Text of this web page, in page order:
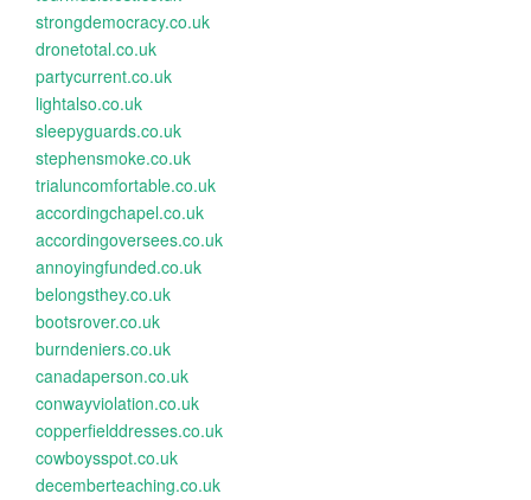
strongdemocracy.co.uk
dronetotal.co.uk
partycurrent.co.uk
lightalso.co.uk
sleepyguards.co.uk
stephensmoke.co.uk
trialuncomfortable.co.uk
accordingchapel.co.uk
accordingoversees.co.uk
annoyingfunded.co.uk
belongsthey.co.uk
bootsrover.co.uk
burndeniers.co.uk
canadaperson.co.uk
conwayviolation.co.uk
copperfielddresses.co.uk
cowboysspot.co.uk
decemberteaching.co.uk